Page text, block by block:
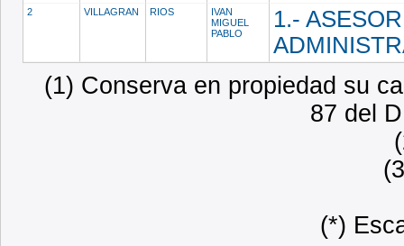
2 VILLAGRAN RIOS
IVAN
MIGUEL
PABLO
1.-
(1) Conserva en propiedad su
87 del
(*)